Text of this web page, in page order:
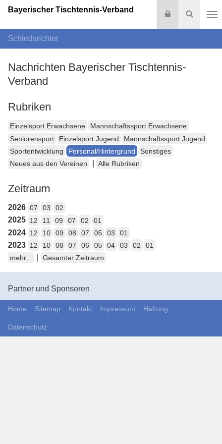
Suche
Login
Bayerischer Tischtennis-Verband
Schiedsrichter
Nachrichten Bayerischer Tischtennis-
Verband
Rubriken
Einzelsport Erwachsene
Mannschaftssport Erwachsene
Seniorensport
Einzelsport Jugend
Mannschaftssport Jugend
Sportentwicklung
Personal/Hintergrund
Sonstiges
Neues aus den Vereinen
Alle Rubriken
Zeitraum
2026 07 03 02
2025 12 11 09 07 02 01
2024 12 10 09 08 07 05 03 01
2023 12 10 08 07 06 05 04 03 02
01
mehr...
Gesamter Zeitraum
Partner und Sponsoren
Home Sitemap Kontakt Impressum Haftung
Datenschutz